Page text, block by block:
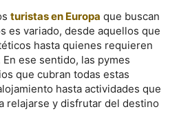
turistas en Europa que buscan
es variado, desde aquellos que
hasta quienes requieren
ese sentido, las pymes
que cubran todas estas
hasta actividades que
relajarse y disfrutar del destino